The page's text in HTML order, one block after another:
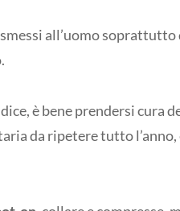
all’uomo
è bene prendersi cura
da ripetere tutto